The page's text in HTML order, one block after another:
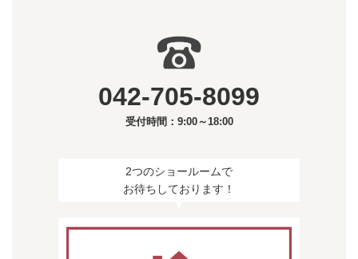
042-705-8099
受付時間：9:00～18:00
2つのショールームで
お待ちしております！